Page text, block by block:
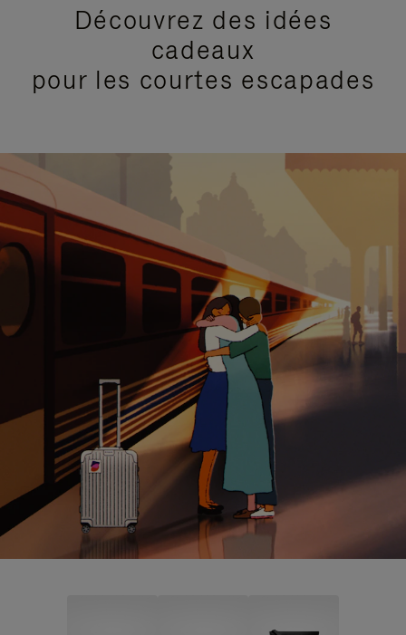
Découvrez des idées
cadeaux
pour les courtes escapades